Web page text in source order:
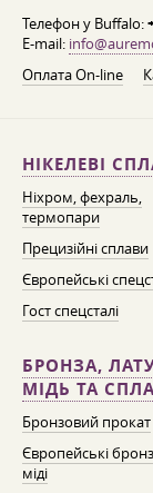
Телефон у Buffalo:
E-mail:
Оплата On-line
НІКЕЛЕВІ
Ніхром, фехраль,
термопари
Прецизійні сплави
Європейські
Гост спецсталі
БРОНЗА,
МІДЬ ТА
Бронзовий прокат
Європейські
міді